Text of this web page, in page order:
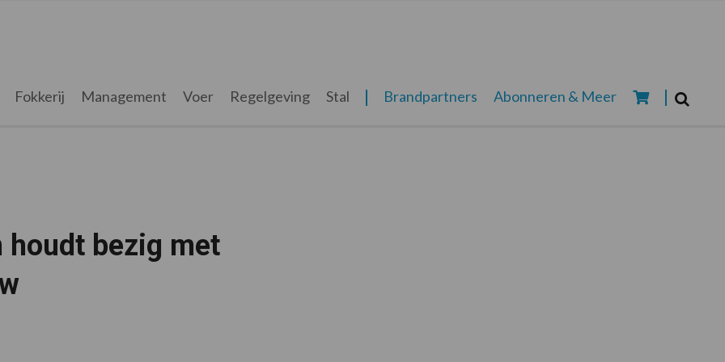
Fokkerij Management Voer Regelgeving Stal Brandpartners Abonneren & Meer
houdt bezig met